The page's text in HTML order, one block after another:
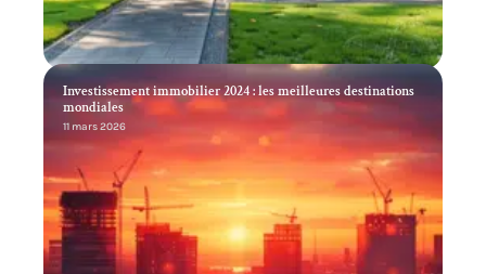
Investissement immobilier 2024 : les meilleures destinations
mondiales
11 mars 2026